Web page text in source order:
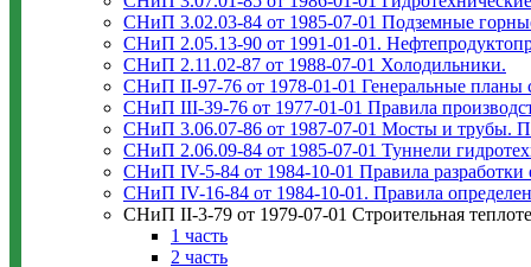
СНиП 3.02.03-84 от 1985-07-01 Подземные
СНиП 2.05.13-90 от 1991-01-01.
СНиП 2.11.02-87 от 1988-07-01 Холодильники.
СНиП II-97-76 от 1978-01-01 Генеральные планы
СНиП III-39-76 от 1977-01-01 Правила
СНиП 3.06.07-86 от 1987-07-01 Мосты и трубы.
СНиП 2.06.09-84 от 1985-07-01 Туннели
СНиП IV-5-84 от 1984-10-01 Правила
СНиП IV-16-84 от 1984-10-01. Правила
СНиП II-3-79 от 1979-07-01 Строительная
1 часть
2 часть